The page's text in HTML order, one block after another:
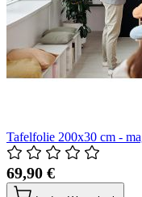
Tafelfolie 200x30 cm -
69,90 €